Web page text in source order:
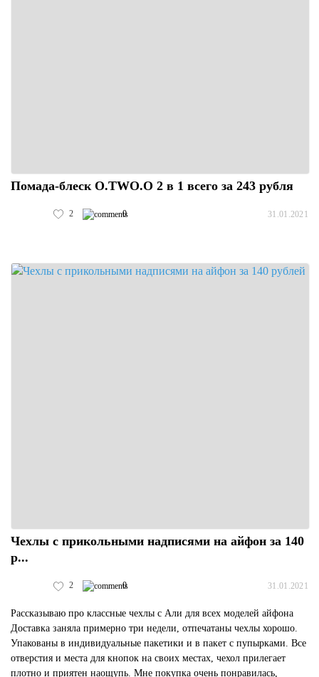
Помада-блеск O.TWO.O 2 в 1 всего за 243 рубля
2 0 31.01.2021
Чехлы с прикольными надписями на айфон за 140
р...
2 0 31.01.2021
Рассказываю про классные чехлы с Али для всех моделей айфона
Доставка заняла примерно три недели, отпечатаны чехлы хорошо.
Упакованы в индивидуальные пакетики и в пакет с пупырками. Все
отверстия и места для кнопок на своих местах, чехол прилегает
плотно и приятен наощупь. Мне покупка очень понравилась,